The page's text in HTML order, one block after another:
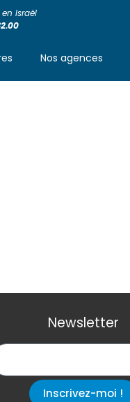
Israël
Nos agences
Newsletter
Inscrivez-moi !